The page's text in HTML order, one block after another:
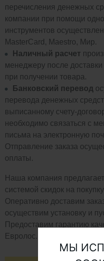
перечисления денежных
компании при помощи
инструментов
MasterCard, Maestro, Мир.
Наличный расчет
менеджеру после
при получении товара.
Банковский перевод
перевода денежных
выписанному счету-
необходимо связаться с
письма на электронную
Отправление заказа
оплаты.
Наша компания
системой скидок на
Оперативно доставим
осуществим установку и
Предоставим гарантию
Евролос.
МЫ